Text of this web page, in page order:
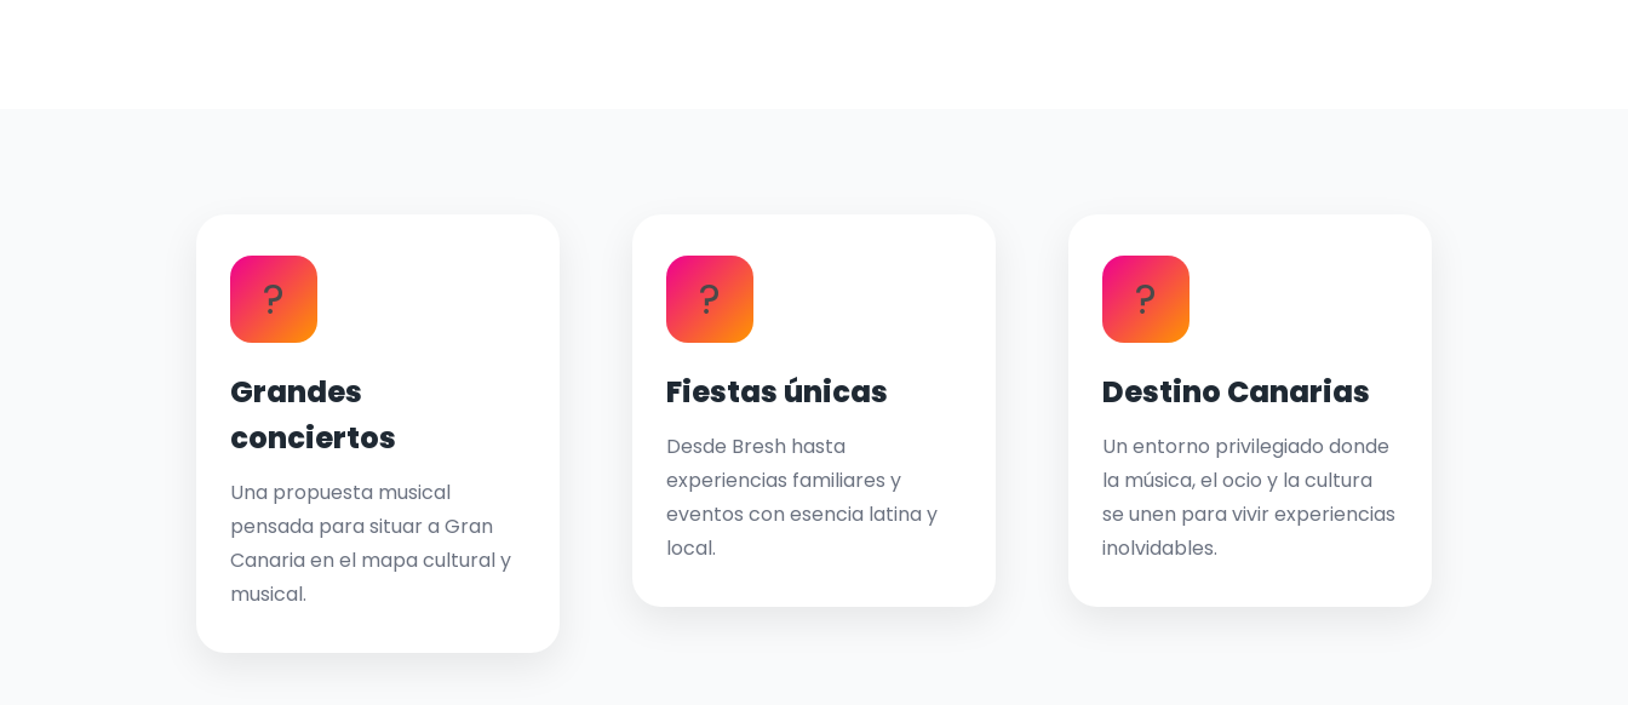
?
Grandes
conciertos
Una propuesta musical
pensada para situar a Gran
Canaria en el mapa cultural y
musical.
?
Fiestas únicas
Desde Bresh hasta
experiencias familiares y
eventos con esencia latina y
local.
?
Destino Canarias
Un entorno privilegiado donde
la música, el ocio y la cultura
se unen para vivir experiencias
inolvidables.